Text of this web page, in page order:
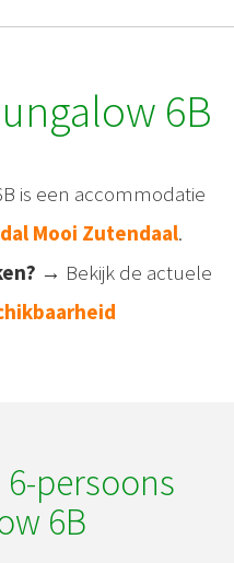
6B
is een accommodatie
Mooi Zutendaal.
→ Bekijk de actuele
persoons
6B